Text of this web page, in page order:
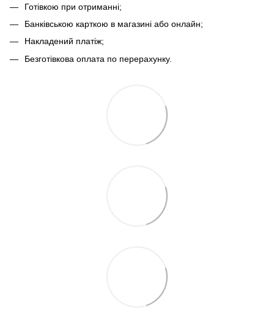
Готівкою при отриманні;
Банківською карткою в магазині або онлайн;
Накладений платіж;
Безготівкова оплата по перерахунку.